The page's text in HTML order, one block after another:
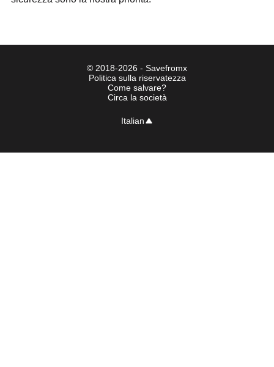
© 2018-2026 - Savefromx
Politica sulla riservatezza
Come salvare?
Circa la società
Italian